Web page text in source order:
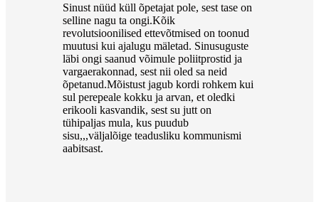
Sinust nüüd küll õpetajat pole, sest tase on
selline nagu ta ongi.Kõik
revolutsioonilised ettevõtmised on toonud
muutusi kui ajalugu mäletad. Sinusuguste
läbi ongi saanud võimule poliitprostid ja
vargaerakonnad, sest nii oled sa neid
õpetanud.Mõistust jagub kordi rohkem kui
sul perepeale kokku ja arvan, et oledki
erikooli kasvandik, sest su jutt on
tühipaljas mula, kus puudub
sisu,,,väljalõige teadusliku kommunismi
aabitsast.